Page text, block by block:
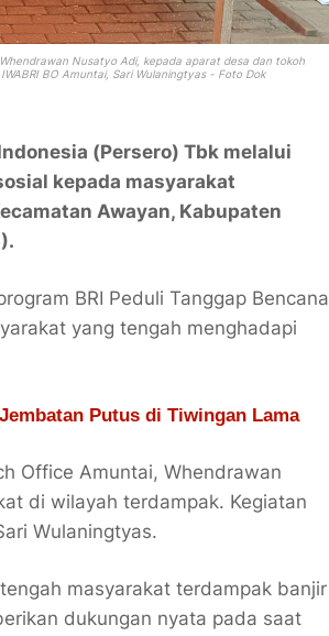
Nusatyo Adi, kepada aparat desa dan tokoh
BO Amuntai, Sari Wulaningtyas - Foto Dok
(Persero) Tbk melalui
kepada masyarakat
Awayan, Kabupaten
BRI Peduli Tanggap Bencana
yang tengah menghadapi
Putus di Tiwingan Lama
Office Amuntai, Whendrawan
di wilayah terdampak. Kegiatan
Wulaningtyas.
masyarakat terdampak banjir
dukungan nyata pada saat